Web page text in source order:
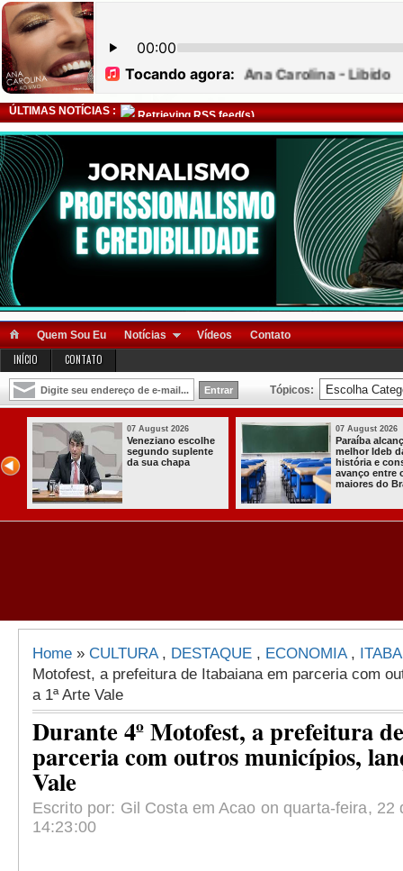
ÚLTIMAS NOTÍCIAS : Retrieving RSS feed(s)
Quem Sou Eu Notícias Vídeos Contato
INÍCIO CONTATO
Tópicos:
07 August 2026
Paraíba alcança o
melhor Ideb da
história e consolida
avanço entre os
maiores do Brasil
07 August 2026
Homem é preso
com armas,
munições e
radiocomunicadore
s no Conde
Home » CULTURA, DESTAQUE , ECONOMIA,
Motofest, a prefeitura de Itabaiana em parceria com
a 1ª Arte Vale
Durante 4º Motofest, a prefeitura
parceria com outros municípios,
Vale
Escrito por: Gil Costa em Acao on quarta-feira, 22
14:23:00